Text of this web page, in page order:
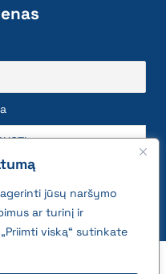
jūsų naršymo
ar turinį ir
viską“ sutinkate
Žemės ūkio duomenų